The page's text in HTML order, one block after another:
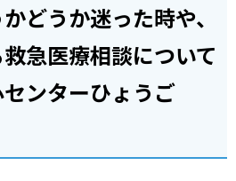
どうか迷った時や、
急医療相談について
ンターひょうご